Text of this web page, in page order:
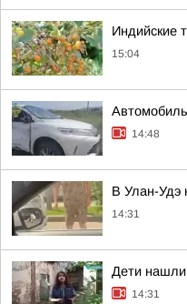
Индийские
15:04
14:48
В Улан-Удэ
14:31
Дети нашли
14:31